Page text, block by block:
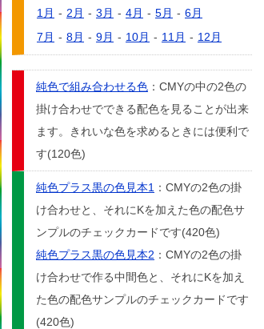
1月 - 2月 - 3月 - 4月 - 5月 - 6月
7月 - 8月 - 9月 - 10月 - 11月 - 12月
純色で組み合わせる色 ：CMYの中の2色の
掛け合わせでできる配色を見ることが出来
ます。きれいな色を求めるときには便利で
す(120色)
純色プラス黒の色見本1 ：CMYの2色の掛
け合わせと、それにKを加えた色の配色サ
ンプルのチェックカードです(420色)
純色プラス黒の色見本2 ：CMYの2色の掛
け合わせで作る中間色と、それにKを加え
た色の配色サンプルのチェックカードです
(420色)